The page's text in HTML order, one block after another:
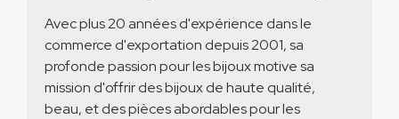
Avec plus 20 années d'expérience dans le
commerce d'exportation depuis 2001, sa
profonde passion pour les bijoux motive sa
mission d'offrir des bijoux de haute qualité,
beau, et des pièces abordables pour les